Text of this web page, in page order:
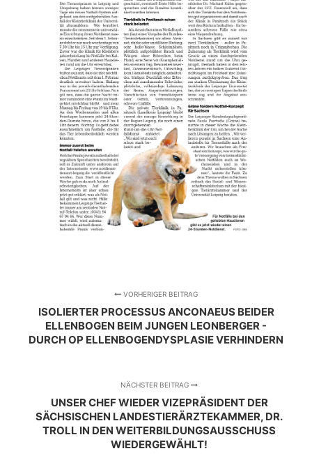
VORHERIGER BEITRAG
ISOLIERTER PROCESSUS ANCONAEUS BEIDER
ELLENBOGEN BEIM JUNGEN LEONBERGER -
DURCH OP ELLENBOGENDYSPLASIE VERHINDERN
NÄCHSTER BEITRAG
UNSER CHEF WIEDER VIZEPRÄSIDENT DER
SÄCHSISCHEN LANDESTIERÄRZTEKAMMER, DR.
TROLL IN DEN WEITERBILDUNGSAUSSCHUSS
WIEDERGEWÄHLT!